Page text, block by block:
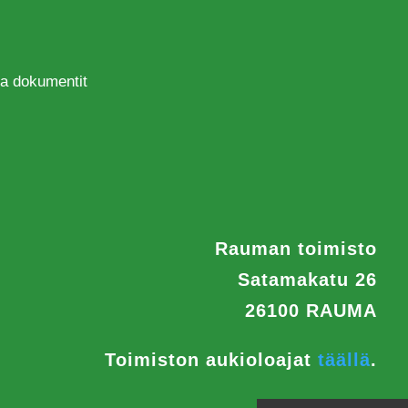
dokumentit
Rauman toimisto
Satamakatu 26
26100 RAUMA
Toimiston aukioloajattäällä.